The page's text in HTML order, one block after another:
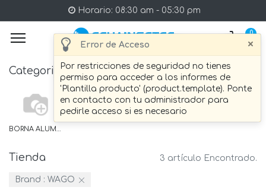
Error de Acceso ×
Por restricciones de seguridad no tienes
permiso para acceder a los informes de
'Plantilla producto' (product.template). Ponte
en contacto con tu administrador para
pedirle acceso si es necesario
Horario: 08:30 am - 05:30 pm
0
Categories
BORNA ALUMBRADO
Tienda 3 artículo Encontrado.
Brand : WAGO